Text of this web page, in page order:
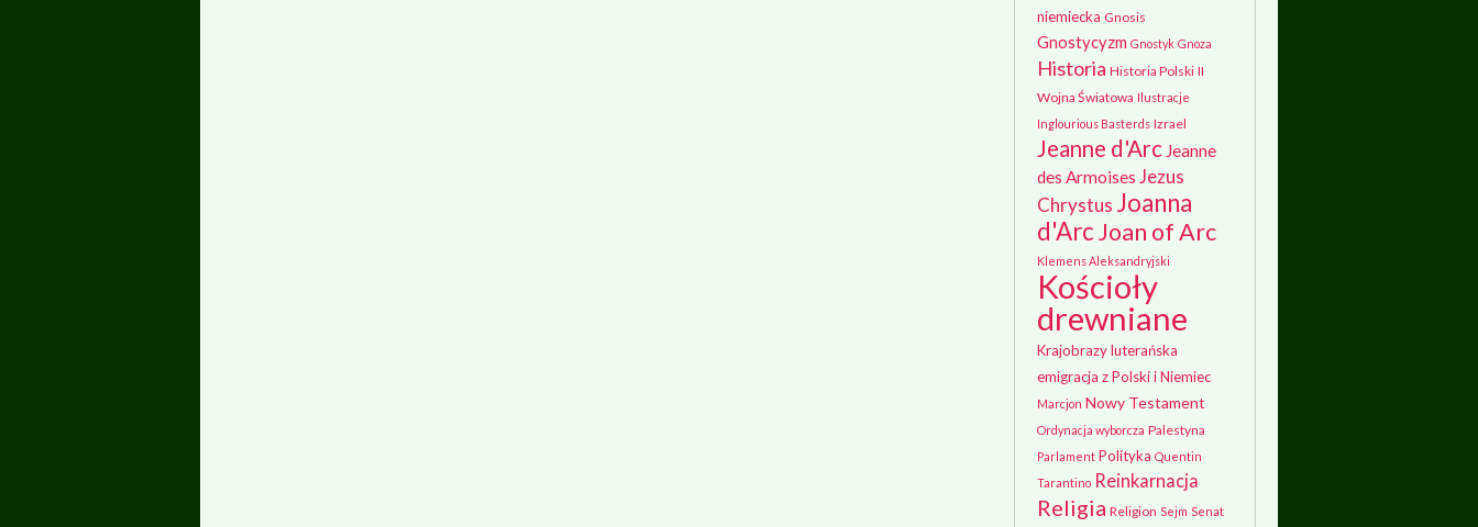
niemiecka Gnosis
Gnostycyzm Gnostyk Gnoza
Historia Historia Polski II
Wojna Światowa Ilustracje
Inglourious Basterds Izrael
Jeanne d'Arc Jeanne
des Armoises Jezus
Chrystus Joanna
d'ArcJoan of Arc
Klemens Aleksandryjski
Kościoły
drewniane
Krajobrazyluterańska
emigracja z Polski i Niemiec
Marcjon Nowy Testament
Ordynacja wyborcza Palestyna
Parlament Polityka Quentin
Tarantino Reinkarnacja
Religia Religion Sejm Senat